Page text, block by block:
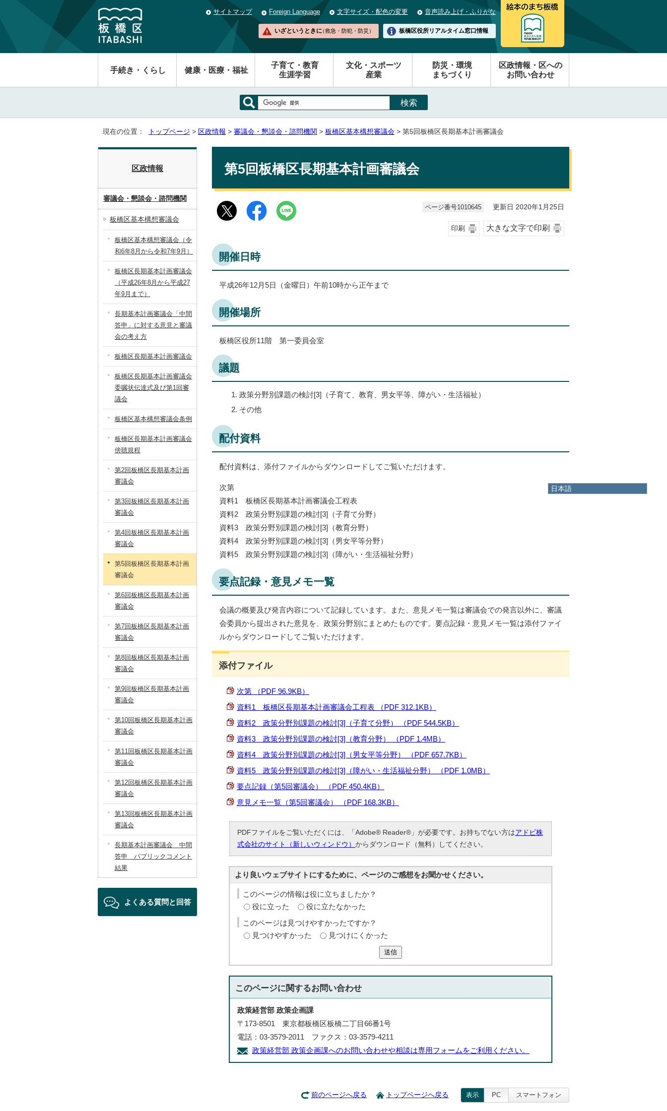
サイトマップ Foreign Language 文字サイズ・配色の変更 音声読み上げ・ふりがな
いざというときに（救急・防犯・防災） 板橋区役所リアルタイム窓口情報
日本語
手続き・くらし 健康・医療・福祉
子育て・教育
生涯学習
文化・スポーツ
産業
防災・環境
まちづくり
区政情報・区への
お問い合わせ
現在の位置： トップページ > 区政情報 > 審議会・懇談会・諮問機関 > 板橋区基本構想審議会 > 第5回板橋区長期基本計画審議会
第5回板橋区長期基本計画審議会
ページ番号1010645 更新日 2020年1月25日
印刷 大きな文字で印刷
開催日時
平成26年12月5日（金曜日）午前10時から正午まで
開催場所
板橋区役所11階 第一委員会室
議題
政策分野別課題の検討[3]（子育て、教育、男女平等、障がい・生活福祉）
その他
配付資料
配付資料は、添付ファイルからダウンロードしてご覧いただけます。
次第
資料1 板橋区長期基本計画審議会工程表
資料2 政策分野別課題の検討[3]（子育て分野）
資料3 政策分野別課題の検討[3]（教育分野）
資料4 政策分野別課題の検討[3]（男女平等分野）
資料5 政策分野別課題の検討[3]（障がい・生活福祉分野）
要点記録・意見メモ一覧
会議の概要及び発言内容について記録しています。また、意見メモ一覧は審議会での発言以外に、審議
会委員から提出された意見を、政策分野別にまとめたものです。要点記録・意見メモ一覧は添付ファイ
ルからダウンロードしてご覧いただけます。
添付ファイル
次第 （PDF 96.9KB）
資料1 板橋区長期基本計画審議会工程表 （PDF 312.1KB）
資料2 政策分野別課題の検討[3]（子育て分野） （PDF 544.5KB）
資料3 政策分野別課題の検討[3]（教育分野） （PDF 1.4MB）
資料4 政策分野別課題の検討[3]（男女平等分野） （PDF 657.7KB）
資料5 政策分野別課題の検討[3]（障がい・生活福祉分野） （PDF 1.0MB）
要点記録（第5回審議会） （PDF 450.4KB）
意見メモ一覧（第5回審議会） （PDF 168.3KB）
PDFファイルをご覧いただくには、「Adobe® Reader®」が必要です。お持ちでない方はアドビ株
式会社のサイト（新しいウィンドウ） からダウンロード（無料）してください。
より良いウェブサイトにするために、ページのご感想をお聞かせください。
このページの情報は役に立ちましたか？
役に立った
役に立たなかった
このページは見つけやすかったですか？
見つけやすかった
見つけにくかった
送信
このページに関するお問い合わせ
政策経営部 政策企画課
〒173-8501 東京都板橋区板橋二丁目66番1号
電話：03-3579-2011 ファクス：03-3579-4211
政策経営部 政策企画課へのお問い合わせや相談は専用フォームをご利用ください。
区政情報
審議会・懇談会・諮問機関
板橋区基本構想審議会
板橋区基本構想審議会（令
和6年8月から令和7年9月）
板橋区長期基本計画審議会
（平成26年8月から平成27
年9月まで）
長期基本計画審議会「中間
答申」に対する意見と審議
会の考え方
板橋区長期基本計画審議会
板橋区長期基本計画審議会
委嘱状伝達式及び第1回審
議会
板橋区基本構想審議会条例
板橋区長期基本計画審議会
傍聴規程
第2回板橋区長期基本計画
審議会
第3回板橋区長期基本計画
審議会
第4回板橋区長期基本計画
審議会
第5回板橋区長期基本計画
審議会
第6回板橋区長期基本計画
審議会
第7回板橋区長期基本計画
審議会
第8回板橋区長期基本計画
審議会
第9回板橋区長期基本計画
審議会
第10回板橋区長期基本計画
審議会
第11回板橋区長期基本計画
審議会
第12回板橋区長期基本計画
審議会
第13回板橋区長期基本計画
審議会
長期基本計画審議会 中間
答申 パブリックコメント
結果
よくある質問と回答
前のページへ戻る トップページへ戻る 表示 PC スマートフォン